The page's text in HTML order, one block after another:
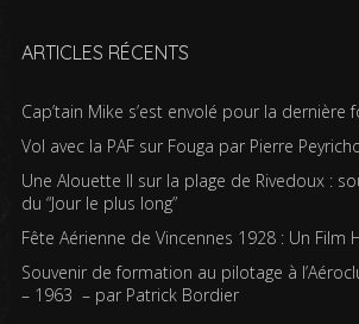
ARTICLES RÉCENTS
Cap’tain Mike s’est envolé pour la dernière
Vol avec la PAF sur Fouga par Pierre
Une Alouette II sur la plage de Rivedoux :
du “Jour le plus long”
Fête Aérienne de Vincennes 1928 : Un Film
Souvenir de formation au pilotage à
– 1963 – par Patrick Bordier